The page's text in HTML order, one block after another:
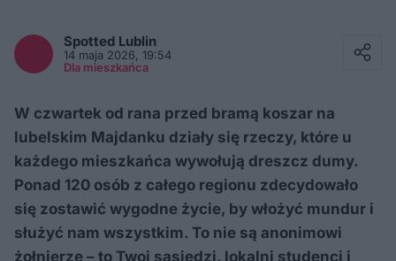
Spotted Lublin
14 maja 2026, 19:54
Dla mieszkańca
W czwartek od rana przed bramą koszar na
lubelskim Majdanku działy się rzeczy, które u
każdego mieszkańca wywołują dreszcz dumy.
Ponad 120 osób z całego regionu zdecydowało
się zostawić wygodne życie, by włożyć mundur i
służyć nam wszystkim. To nie są anonimowi
żołnierze – to Twoi sąsiedzi, lokalni studenci i